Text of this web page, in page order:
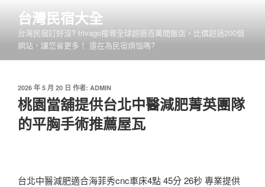
內
台灣民宿大全
台灣民宿訂好沒? trivago搜尋全球超過百萬間飯店，比價超過200個
網站，讓您省更多！ 還在為民宿煩惱嗎?
發
佈
於
2026 年 5 月 20 日 作者: ADMIN
桃園當舖提供台北中醫減肥菁英團隊
的平胸手術推薦屋瓦
台北中醫減肥適合海菲秀cnc車床4點 45分 26秒 專業提供